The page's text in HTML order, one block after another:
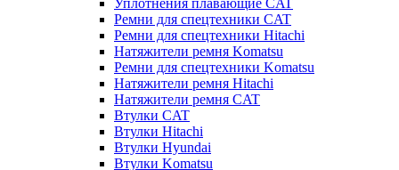
Уплотнения плавающие CAT
Ремни для спецтехники CAT
Ремни для спецтехники Hitachi
Натяжители ремня Komatsu
Ремни для спецтехники Komatsu
Натяжители ремня Hitachi
Натяжители ремня CAT
Втулки CAT
Втулки Hitachi
Втулки Hyundai
Втулки Komatsu